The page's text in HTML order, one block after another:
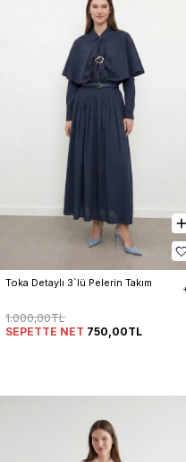
Toka Detaylı 3`lü Pelerin Takım
1.000,00TL
SEPETTE NET 750,00TL